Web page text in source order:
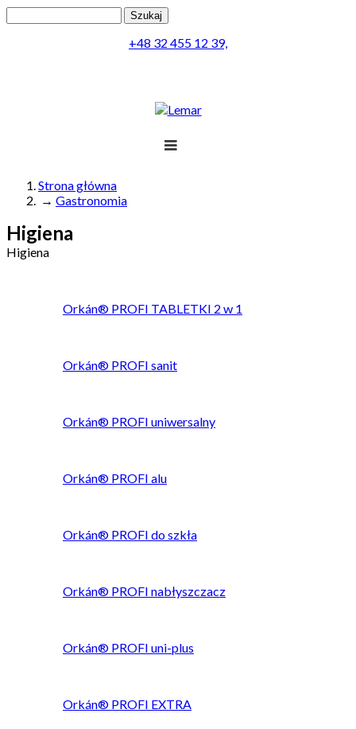
Formularz wyszukiwania
+48 32 455 12 39,
Realizacja
Obsługa
Menu
Jesteś tutaj
Strona główna
→ Gastronomia
Higiena
Higiena
Orkán® PROFI TABLETKI 2 w 1
Orkán® PROFI sanit
Orkán® PROFI uniwersalny
Orkán® PROFI alu
Orkán® PROFI do szkła
Orkán® PROFI nabłyszczacz
Orkán® PROFI uni-plus
Orkán® PROFI EXTRA